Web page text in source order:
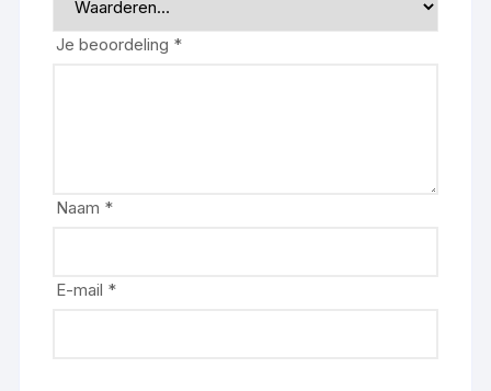
Je beoordeling *
Naam *
E-mail *